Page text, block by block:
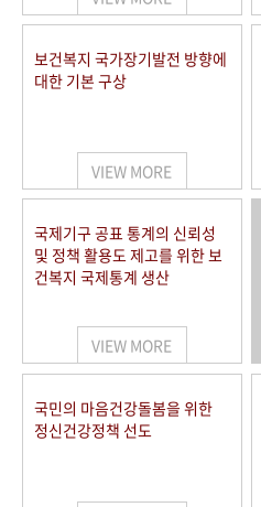
보건복지 국가장기발전 방향에
대한 기본 구상
VIEW MORE
국제기구 공표 통계의 신뢰성
및 정책 활용도 제고를 위한 보
건복지 국제통계 생산
VIEW MORE
국민의 마음건강돌봄을 위한
정신건강정책 선도